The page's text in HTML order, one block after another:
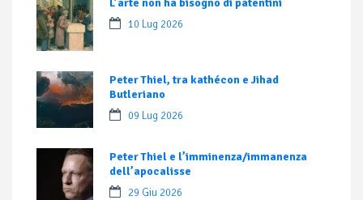
10 Lug 2026
Peter Thiel, tra kathécon e Jihad
Butleriano
09 Lug 2026
Peter Thiel e l’imminenza/immanenza
dell’apocalisse
29 Giu 2026